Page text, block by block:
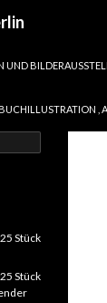
UND
,
Stück
Stück